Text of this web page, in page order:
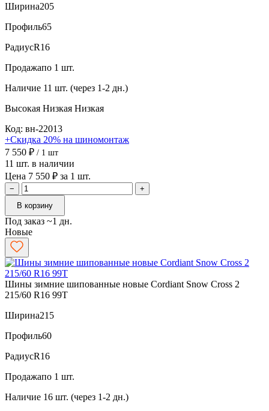
Ширина205
Профиль65
РадиусR16
Продажапо 1 шт.
Наличие 11 шт. (через 1-2 дн.)
Высокая Низкая Низкая
Код: вн-22013
+Скидка 20% на шиномонтаж
7 550 ₽ / 1 шт
11 шт. в наличии
Цена 7 550 ₽ за 1 шт.
−
+
В корзину
Под заказ ~1 дн.
Новые
Шины зимние шипованные новые Cordiant Snow Cross 2
215/60 R16 99T
Ширина215
Профиль60
РадиусR16
Продажапо 1 шт.
Наличие 16 шт. (через 1-2 дн.)